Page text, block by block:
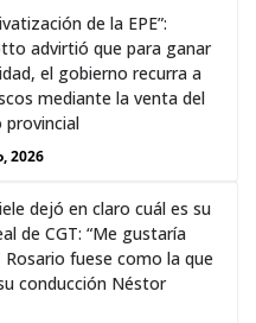
de la EPE”:
advirtió que para ganar
el gobierno recurra a
mediante la venta del
2026
dejó en claro cuál es su
de CGT: “Me gustaría
Rosario fuese como la que
conducción Néstor